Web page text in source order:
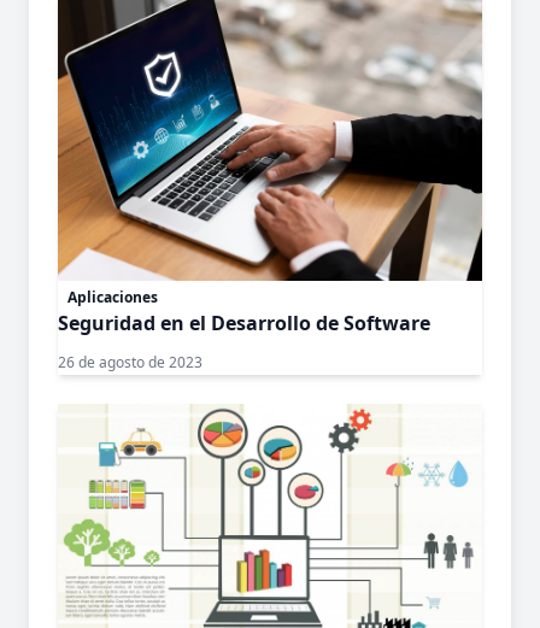
Aplicaciones
Seguridad en el Desarrollo de Software
26 de agosto de 2023